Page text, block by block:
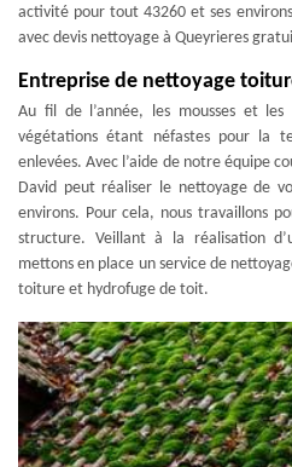
activité pour tout 43260 et ses
avec devis nettoyage à Queyrieres
Entreprise de nettoyage
Au fil de l’année, les mousses et
végétations étant néfastes pour la
enlevées. Avec l’aide de notre équipe
David peut réaliser le nettoyage de
environs. Pour cela, nous travaillons
structure. Veillant à la réalisation
mettons en place un service de
toiture et hydrofuge de toit.